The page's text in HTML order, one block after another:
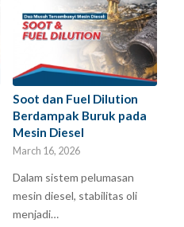
Soot dan Fuel Dilution
Berdampak Buruk pada
Mesin Diesel
March 16, 2026
Dalam sistem pelumasan
mesin diesel, stabilitas oli
menjadi…